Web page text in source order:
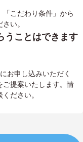
こだわり条件」から
い。
うことはできます
にお申し込みいただく
ご提案いたします。情
ださい。